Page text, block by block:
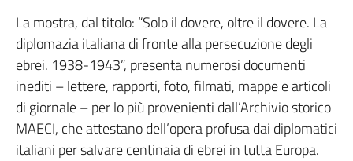
La mostra, dal titolo: “Solo il dovere, oltre il dovere. La
diplomazia italiana di fronte alla persecuzione degli
ebrei. 1938-1943”, presenta numerosi documenti
inediti – lettere, rapporti, foto, filmati, mappe e articoli
di giornale – per lo più provenienti dall’Archivio storico
MAECI, che attestano dell’opera profusa dai diplomatici
italiani per salvare centinaia di ebrei in tutta Europa.